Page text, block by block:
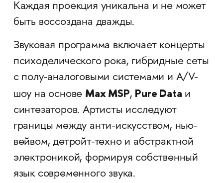
Каждая проекция уникальна и не может
быть воссоздана дважды.
Звуковая программа включает концерты
психоделического рока, гибридные сеты
с полу-аналоговыми системами и A/V-
шоу на основе Max MSP, Pure Data и
синтезаторов. Артисты исследуют
границы между анти-искусством, нью-
вейвом, детройт-техно и абстрактной
электроникой, формируя собственный
язык современного звука.